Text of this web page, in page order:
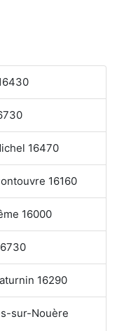
16470
16160
16000
16290
sur-Nouère